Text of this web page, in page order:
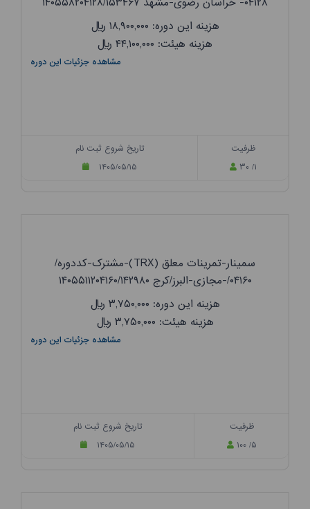
هزینه این دوره: ۱۸,۹۰۰,۰۰۰
ریال
هزینه هیئت: ۴۴,۱۰۰,۰۰۰
ریال
مشاهده جزئیات این دوره
تاریخ شروع ثبت نام
۱۴۰۵/۰۵/۱۵
ظرفیت
۳۰ /۱
سمینار-تمرینات معلق (TRX)-مشترک-کددوره/
۰۴۱۶۰/-مجازی-البرز/کرج ۱۴۰۵۵۱۱۲۰۴۱۶۰/۱۴۲۹۸۰
هزینه این دوره: ۳,۷۵۰,۰۰۰
ریال
هزینه هیئت: ۳,۷۵۰,۰۰۰
ریال
مشاهده جزئیات این دوره
تاریخ شروع ثبت نام
۱۴۰۵/۰۵/۱۵
ظرفیت
۱۰۰ /۵